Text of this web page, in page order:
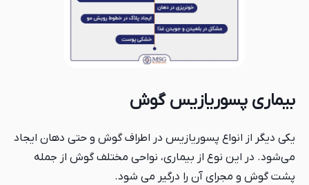
بیماری پسوریازیس گوش
یکی دیگر از انواع پسوریازیس در اطراف گوش و حتی دهان ایجاد
می‌شود. در این نوع از بیماری، نواحی مختلف گوش از جمله
پشت گوش و مجرای آن را درگیر می‌ شود.